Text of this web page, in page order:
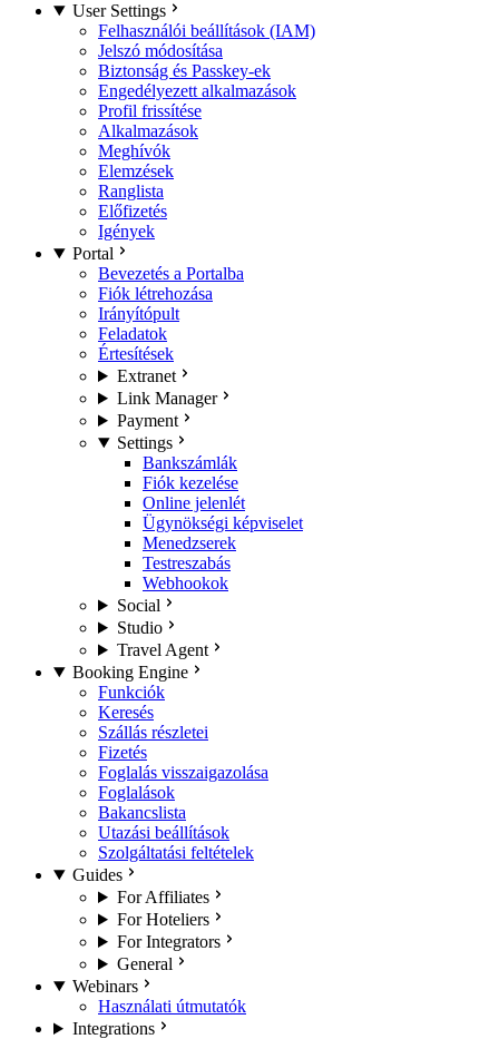
User Settings
Felhasználói beállítások (IAM)
Jelszó módosítása
Biztonság és Passkey-ek
Engedélyezett alkalmazások
Profil frissítése
Alkalmazások
Meghívók
Elemzések
Ranglista
Előfizetés
Igények
Portal
Bevezetés a Portalba
Fiók létrehozása
Irányítópult
Feladatok
Értesítések
Extranet
Link Manager
Payment
Settings
Bankszámlák
Fiók kezelése
Online jelenlét
Ügynökségi képviselet
Menedzserek
Testreszabás
Webhookok
Social
Studio
Travel Agent
Booking Engine
Funkciók
Keresés
Szállás részletei
Fizetés
Foglalás visszaigazolása
Foglalások
Bakancslista
Utazási beállítások
Szolgáltatási feltételek
Guides
For Affiliates
For Hoteliers
For Integrators
General
Webinars
Használati útmutatók
Integrations